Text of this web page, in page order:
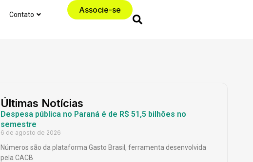
Contato Associe-se
Últimas Notícias
Despesa pública no Paraná é de R$ 51,5 bilhões no
semestre
6 de agosto de 2026
Números são da plataforma Gasto Brasil, ferramenta desenvolvida
pela CACB